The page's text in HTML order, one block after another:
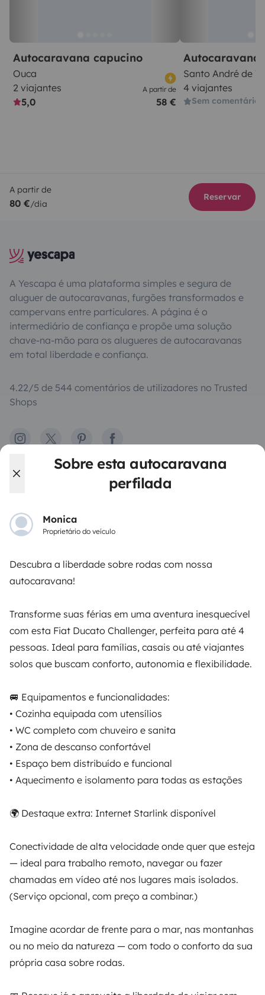
Sobre esta autocaravana
perfilada
Monica
Proprietário do veículo
Descubra a liberdade sobre rodas com nossa
autocaravana!
Transforme suas férias em uma aventura inesquecível
com esta Fiat Ducato Challenger, perfeita para até 4
pessoas. Ideal para famílias, casais ou até viajantes
solos que buscam conforto, autonomia e flexibilidade.
🚐 Equipamentos e funcionalidades:
• Cozinha equipada com utensílios
• WC completo com chuveiro e sanita
• Zona de descanso confortável
• Espaço bem distribuído e funcional
• Aquecimento e isolamento para todas as estações
🌍 Destaque extra: Internet Starlink disponível
Conectividade de alta velocidade onde quer que esteja
— ideal para trabalho remoto, navegar ou fazer
chamadas em vídeo até nos lugares mais isolados.
(Serviço opcional, com preço a combinar.)
Imagine acordar de frente para o mar, nas montanhas
ou no meio da natureza — com todo o conforto da sua
própria casa sobre rodas.
Autocaravana capucino
Ouca
2 viajantes
5,0
A partir de
58 €
Autocaravana
Santo André de
4 viajantes
Sem comentários
A partir de
80 €/dia
Reservar
A Yescapa é uma plataforma simples e segura de
aluguer de autocaravanas, furgões transformados e
campervans entre particulares. A página é o
intermediário de confiança e propõe uma solução
chave-na-mão para os alugueres de autocaravanas
em total liberdade e confiança.
4.22/5 de 544 comentários de utilizadores no Trusted
Shops
Instagram
X PinterestFacebook
ALUGUER DE AUTOCARAVANAS
Como funciona?
Alugar uma autocaravana
Primeiros passos de autocaravana
Os comentários dos nossos utilizadores
PROPRIETÁRIOS
Contrato de aluguer
Seguro de aluguer
Assistências de aluguer
Ajuda proprietário
Modos de pagamento seguros
Pagamento em prestações
Descarregar na
Apple Store
Google Play